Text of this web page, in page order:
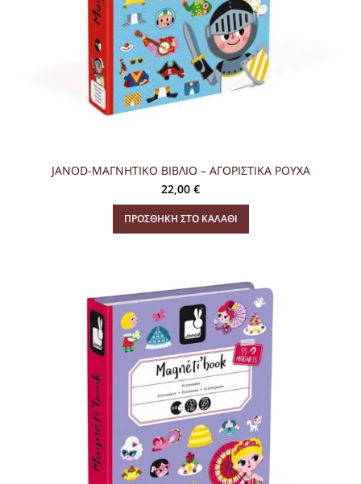
JANOD-ΜΑΓΝΗΤΙΚΟ ΒΙΒΛΙΟ – ΑΓΟΡΙΣΤΙΚΑ ΡΟΥΧΑ
22,00 €
ΠΡΟΣΘΉΚΗ ΣΤΟ ΚΑΛΆΘΙ